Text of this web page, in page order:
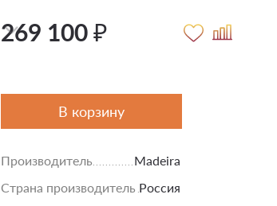
269 100 ₽
В корзину
Производитель
Madeira
Страна производитель Россия